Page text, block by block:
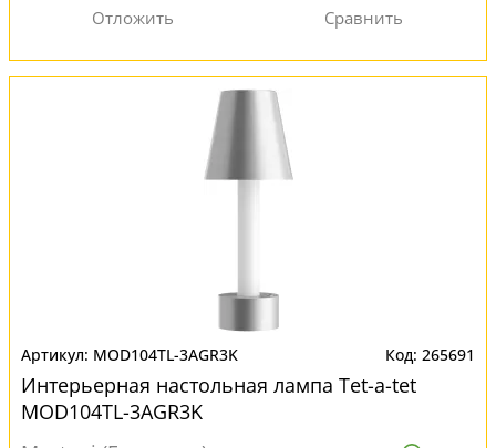
MOD104TL-3AGR3K 265691
Интерьерная настольная лампа Tet-a-tet
MOD104TL-3AGR3K